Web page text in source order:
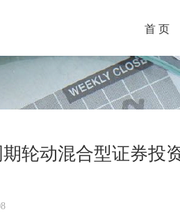
首 页
轮动混合型证券投